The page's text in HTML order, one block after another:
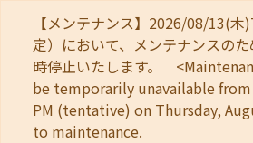
【メンテナンス】2026/08/13(
定）において、メンテナンスの
時停止いたします。
be temporarily unavailable from
PM (tentative) on Thursday,
to maintenance.